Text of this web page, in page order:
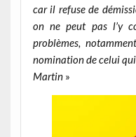
car il refuse de
on ne peut pas l’y
problèmes,
nomination de celui
Martin»